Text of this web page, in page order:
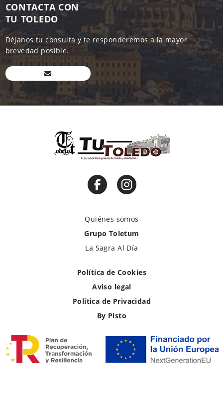
CONTACTA CON
TU TOLEDO
Déjanos tu consulta y te responderemos a la mayor
brevedad posible.
Quiénes somos
Grupo Toletum
La Sagra Al Día
Política de Cookies
Aviso legal
Política de Privacidad
By Pisto